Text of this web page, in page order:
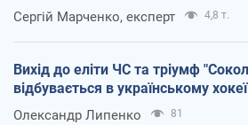
Сергій Марченко, експерт 4,8 т.
Вихід до еліти ЧС та тріумф
відбувається в українському хокеї
Олександр Липенко 81